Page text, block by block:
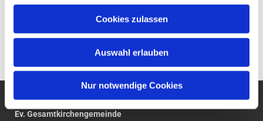
Cookies zulassen
Auswahl erlauben
Nur notwendige Cookies
Ev. Gesamtkirchengemeinde